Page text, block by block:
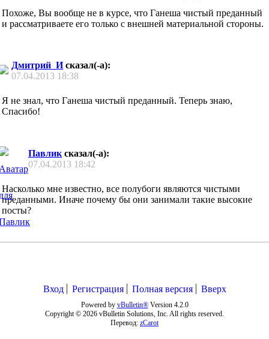
Похоже, Вы вообще не в курсе, что Ганеша чистый преданный
и рассматриваете его только с внешней материальной стороны.
Дмитрий_Исказал(-а):
07.04.2013 18:38
Я не знал, что Ганеша чистый преданный. Теперь знаю,
Спасибо!
Павлик сказал(-а):
07.04.2013 18:42
Насколько мне известно, все полубоги являются чистыми
преданными. Иначе почему бы они занимали такие высокие
посты?
Вход Регистрация Полная версия Вверх
Powered by vBulletin®Version 4.2.0
Copyright © 2026 vBulletin Solutions, Inc. All rights reserved.
Перевод: zCarot